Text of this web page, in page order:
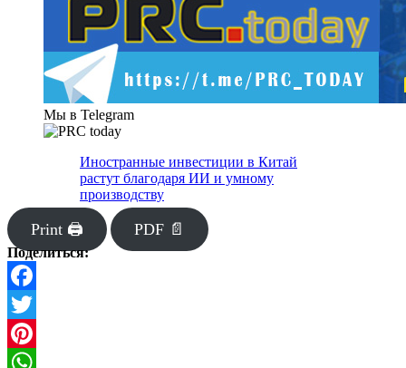
Мы в Telegram
Иностранные инвестиции в Китай
растут благодаря ИИ и умному
производству
Print 🖨 PDF 📄
Поделиться:
Facebook
Twitter
Pinterest